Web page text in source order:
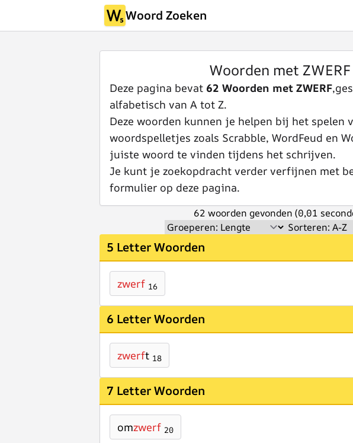
Woord Zoeken
Woorden met ZWERF
Deze pagina bevat 62 Woorden met ZWERF
alfabetisch van A tot Z.
Deze woorden kunnen je helpen bij het spelen
woordspelletjes zoals Scrabble, WordFeud en
juiste woord te vinden tijdens het schrijven.
Je kunt je zoekopdracht verder verfijnen met
formulier op deze pagina.
62 woorden gevonden (0,01
5 Letter Woorden
zwerf 16
6 Letter Woorden
zwerft 18
7 Letter Woorden
omzwerf 20